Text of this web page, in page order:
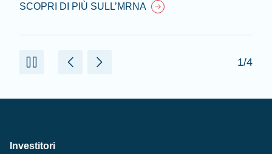
SCOPRI DI PIÙ SULL’MRNA
1/4
Investitori